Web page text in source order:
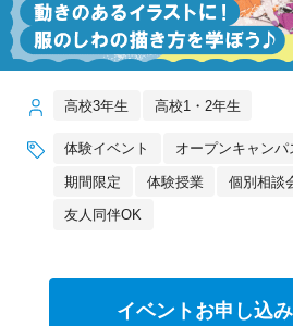
高校3年生 高校1・2年生
体験イベント オープンキャン
期間限定 体験授業 個別相談
友人同伴OK
イベントお申し込